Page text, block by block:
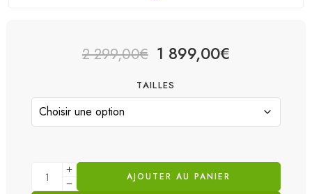
2 299,00€ 1 899,00€
TAILLES
AJOUTER AU PANIER